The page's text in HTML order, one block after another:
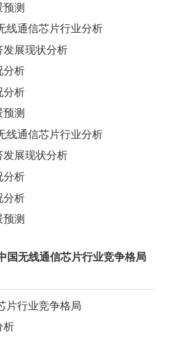
预测
线通信芯片行业分析
发展现状分析
分析
分析
测
线通信芯片行业分析
发展现状分析
分析
分析
测
国无线通信芯片行业竞争格局
片行业竞争格局
析